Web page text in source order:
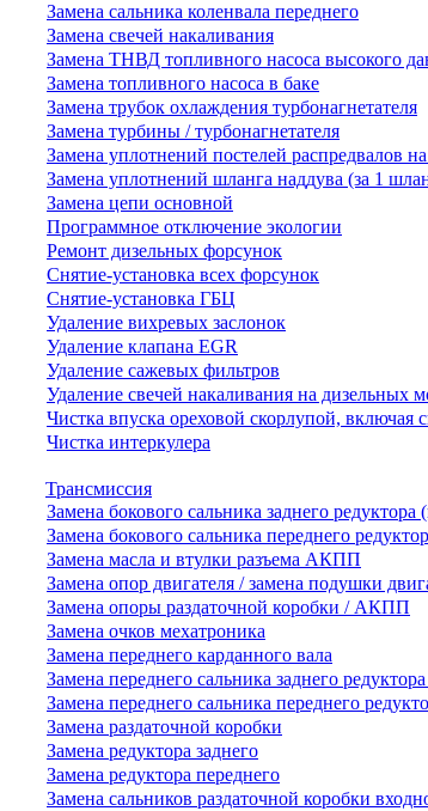
Замена сальника коленвала переднего
Замена свечей накаливания
Замена ТНВД топливного насоса высокого
Замена топливного насоса в баке
Замена трубок охлаждения турбонагнетателя
Замена турбины / турбонагнетателя
Замена уплотнений постелей распредвалов
Замена уплотнений шланга наддува (за 1
Замена цепи основной
Программное отключение экологии
Ремонт дизельных форсунок
Снятие-установка всех форсунок
Снятие-установка ГБЦ
Удаление вихревых заслонок
Удаление клапана EGR
Удаление сажевых фильтров
Удаление свечей накаливания на дизельных
Чистка впуска ореховой скорлупой, включая
Чистка интеркулера
Трансмиссия
Замена бокового сальника заднего редуктора
Замена бокового сальника переднего
Замена масла и втулки разъема АКПП
Замена опор двигателя / замена подушки
Замена опоры раздаточной коробки / АКПП
Замена очков мехатроника
Замена переднего карданного вала
Замена переднего сальника заднего
Замена переднего сальника переднего
Замена раздаточной коробки
Замена редуктора заднего
Замена редуктора переднего
Замена сальников раздаточной коробки